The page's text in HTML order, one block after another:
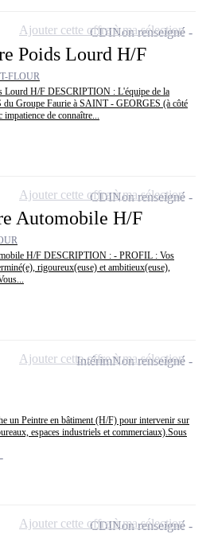
Poids Lourd H/F
FLOUR
Lourd H/F DESCRIPTION : L'équipe de la
Groupe Faurie à SAINT - GEORGES (à côté
de connaître...
CDINon renseigné
Ajouter cette offre à ma sélection
Automobile H/F
H/F DESCRIPTION : - PROFIL : Vos
rigoureux(euse) et ambitieux(euse),
CDINon renseigné
Ajouter cette offre à ma sélection
un Peintre en bâtiment (H/F) pour intervenir sur
espaces industriels et commerciaux).Sous
IntérimNon renseigné
Ajouter cette offre à ma sélection
CDINon renseigné
Ajouter cette offre à ma sélection